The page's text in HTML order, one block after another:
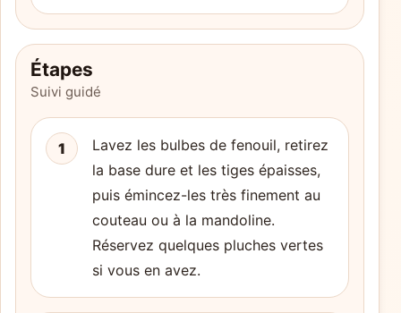
Étapes
Suivi guidé
1
Lavez les bulbes de fenouil, retirez
la base dure et les tiges épaisses,
puis émincez-les très finement au
couteau ou à la mandoline.
Réservez quelques pluches vertes
si vous en avez.